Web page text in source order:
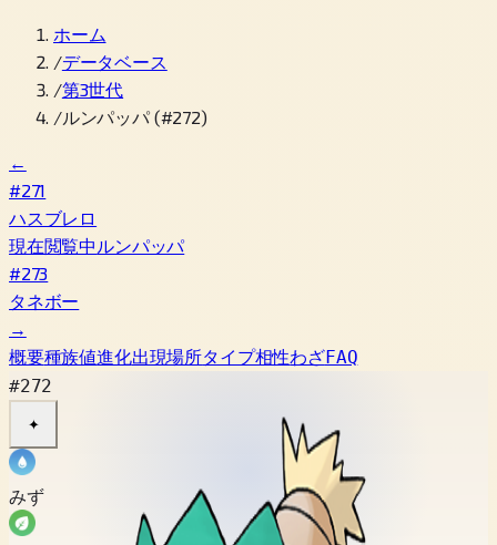
ホーム
/データベース
/第3世代
/ルンパッパ (#272)
←
#271
ハスブレロ
現在閲覧中 ルンパッパ
#273
タネボー
→
概要種族値進化出現場所タイプ相性わざFAQ
#272
✦
みず